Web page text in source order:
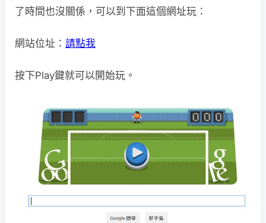
了時間也沒關係，可以到下面這個網址玩：
網站位址： 請點我
按下Play鍵就可以開始玩。